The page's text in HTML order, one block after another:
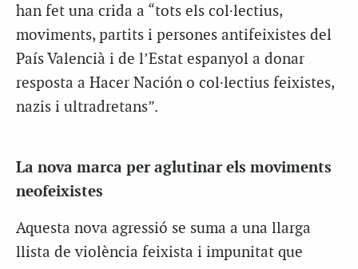
han fet una crida a “tots els col·lectius,
moviments, partits i persones antifeixistes del
País Valencià i de l’Estat espanyol a donar
resposta a Hacer Nación o col·lectius feixistes,
nazis i ultradretans”.
La nova marca per aglutinar els moviments
neofeixistes
Aquesta nova agressió se suma a una llarga
llista de violència feixista i impunitat que